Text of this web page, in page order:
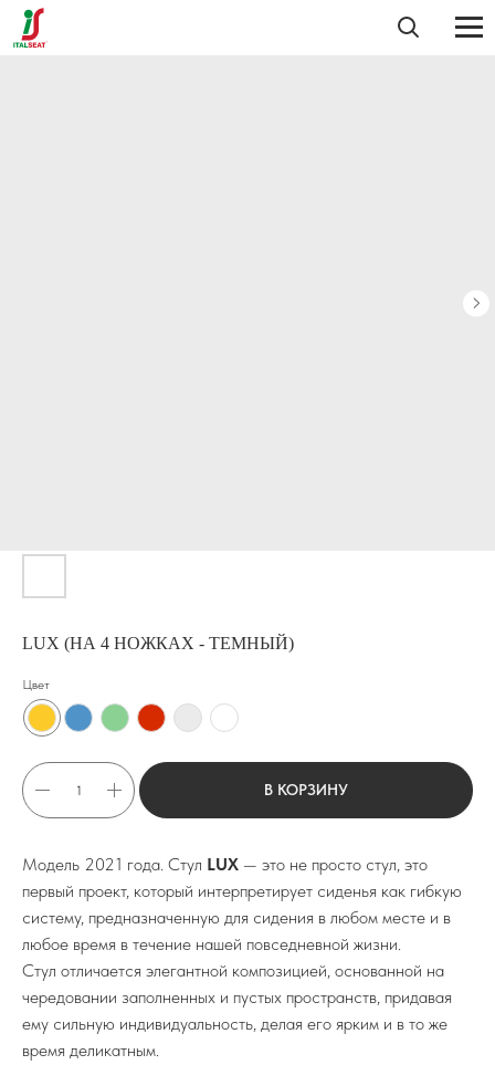
LUX (НА 4 НОЖКАХ - ТЕМНЫЙ)
Цвет
В КОРЗИНУ
Модель 2021 года. Стул LUX — это не просто стул, это
первый проект, который интерпретирует сиденья как гибкую
систему, предназначенную для сидения в любом месте и в
любое время в течение нашей повседневной жизни.
Стул отличается элегантной композицией, основанной на
чередовании заполненных и пустых пространств, придавая
ему сильную индивидуальность, делая его ярким и в то же
время деликатным.